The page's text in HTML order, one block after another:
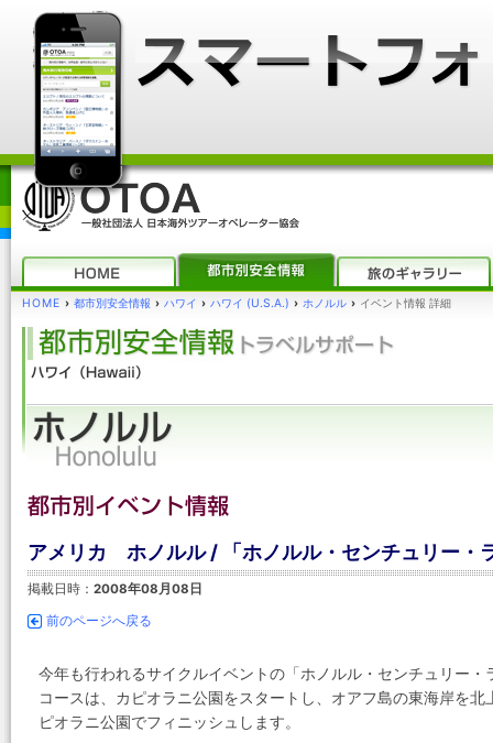
HOME › 都市別安全情報 › ハワイ › ハワイ (U.S.A.) › ホノルル › イベント情報 詳細
アメリカ ホノルル / 「ホノルル・センチュリー・
掲載日時： 2008年08月08日
前のページへ戻る
今年も行われるサイクルイベントの「ホノルル・センチュリー・
コースは、カピオラニ公園をスタートし、オアフ島の東海岸を
ピオラニ公園でフィニッシュします。